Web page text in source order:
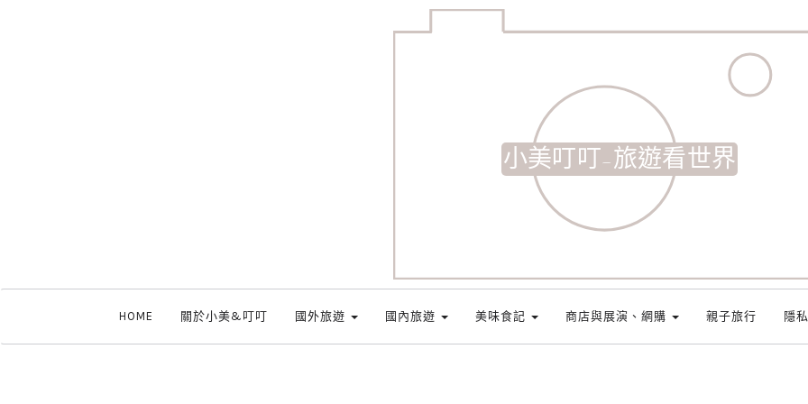
小美叮叮-旅遊看世界
HOME 關於小美&叮叮 國外旅遊 國內旅遊 美味食記 商店與展演、網購 親子旅行 隱